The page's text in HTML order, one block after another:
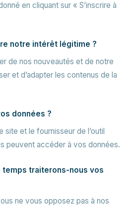
en cliquant sur « S’inscrire à
notre intérêt légitime ?
de nos nouveautés et de notre
et d’adapter les contenus de la
données ?
site et le fournisseur de l’outil
peuvent accéder à vos données.
temps traiterons-nous vos
ne vous opposez pas à nos